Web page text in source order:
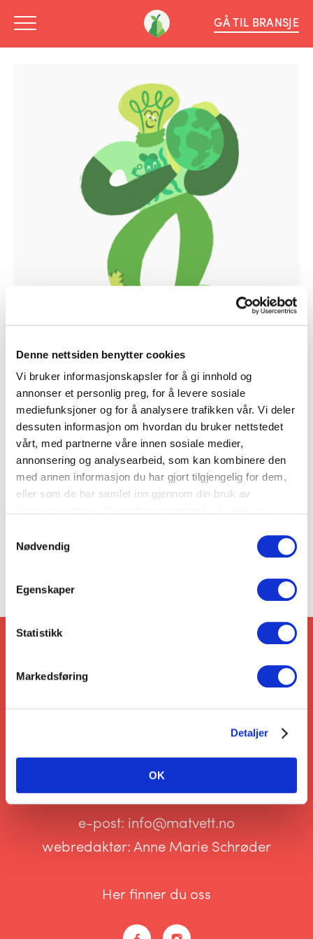
Denne nettsiden benytter cookies
Vi bruker informasjonskapsler for å gi innhold og
annonser et personlig preg, for å levere sosiale
mediefunksjoner og for å analysere trafikken vår. Vi deler
dessuten informasjon om hvordan du bruker nettstedet
vårt, med partnerne våre innen sosiale medier,
annonsering og analysearbeid, som kan kombinere den
med annen informasjon du har gjort tilgjengelig for dem,
eller som de har samlet inn gjennom din bruk av
Nødvendig
Egenskaper
Statistikk
Markedsføring
Detaljer
OK
GÅ TIL BRANSJE
Hvilken
matkastetype er du?
Kan du tenke deg å spare penger?
Redde verden? Eller kanskje folkene i
den? Ta testen for å finne din
matkastetype.
VI VIL GJERNE
SNAKKE MED DEG!
tlf:95 22 09 95
e-post: info@matvett.no
webredaktør:Anne Marie Schrøder
Her finner du oss